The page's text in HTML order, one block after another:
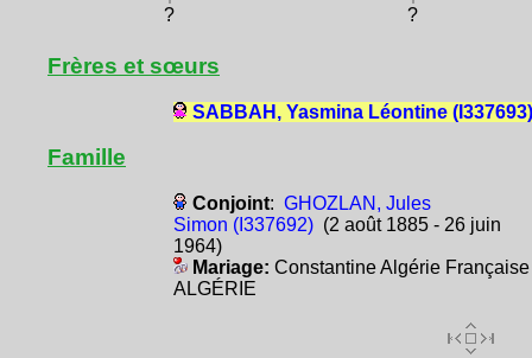
?
?
Frères et sœurs
SABBAH, Yasmina Léontine (I337693)
Famille
Conjoint: GHOZLAN, Jules
Simon (I337692)(2 août 1885 - 26 juin
1964)
Mariage: Constantine Algérie Française
ALGÉRIE